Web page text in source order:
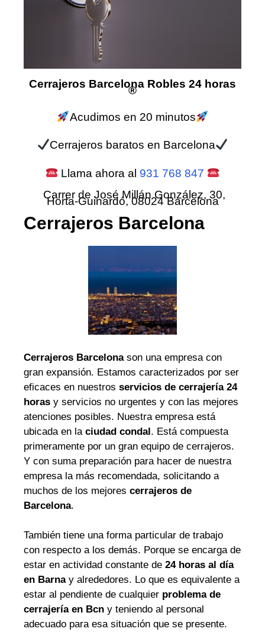
Cerrajeros Barcelona Robles 24 horas
®
Acudimos en 20 minutos
Cerrajeros baratos en Barcelona
Llama ahora al 931 768 847
Carrer de José Millán González, 30,
Horta-Guinardó, 08024 Barcelona
Cerrajeros Barcelona
Cerrajeros Barcelonason una empresa con
gran expansión. Estamos caracterizados por ser
eficaces en nuestros servicios de cerrajería 24
horas y servicios no urgentes y con las mejores
atenciones posibles. Nuestra empresa está
ubicada en laciudad condal. Está compuesta
primeramente por un gran equipo de cerrajeros.
Y con suma preparación para hacer de nuestra
empresa la más recomendada, solicitando a
muchos de los mejores cerrajeros de
Barcelona.
También tiene una forma particular de trabajo
con respecto a los demás. Porque se encarga de
estar en actividad constante de 24 horas al día
en Barnay alrededores. Lo que es equivalente a
estar al pendiente de cualquier problema de
cerrajería en Bcn y teniendo al personal
adecuado para esa situación que se presente.